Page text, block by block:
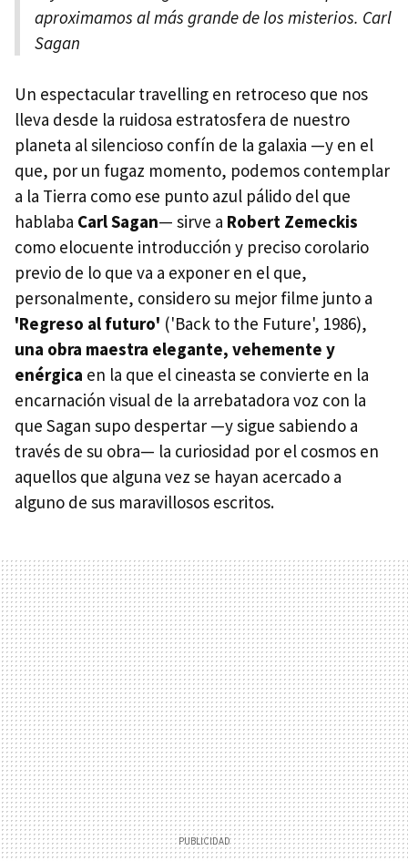
aproximamos al más grande de los misterios. Carl
Sagan
Un espectacular travelling en retroceso que nos
lleva desde la ruidosa estratosfera de nuestro
planeta al silencioso confín de la galaxia —y en el
que, por un fugaz momento, podemos contemplar
a la Tierra como ese punto azul pálido del que
hablaba Carl Sagan— sirve a Robert Zemeckis
como elocuente introducción y preciso corolario
previo de lo que va a exponer en el que,
personalmente, considero su mejor filme junto a
'Regreso al futuro' ('Back to the Future', 1986),
una obra maestra elegante, vehemente y
enérgica en la que el cineasta se convierte en la
encarnación visual de la arrebatadora voz con la
que Sagan supo despertar —y sigue sabiendo a
través de su obra— la curiosidad por el cosmos en
aquellos que alguna vez se hayan acercado a
alguno de sus maravillosos escritos.